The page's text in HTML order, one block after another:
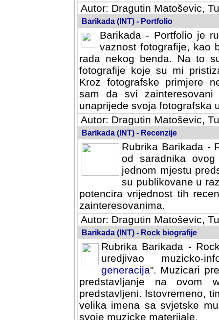
Autor: Dragutin Matoševic,
Barikada (INT) - Portfolio
Barikada - Portfolio je
vaznost fotografije, kao
rada nekog benda. Na to
fotografije koje su mi
fotografske primjere
svi zainteresovani
svoja fotografska umijeca.
Autor: Dragutin Matoševic,
Barikada (INT) - Recenzije
Rubrika Barikada -
od saradnika
jednom mjestu
su publikovane u
potencira vrijednost tih
zainteresovanima.
Autor: Dragutin Matoševic,
Barikada (INT) - Rock biografije
Rubrika Barikada -
uredjivao muzicko-
Muzicari predstavljeni u
na ovom web portalu
Istovremeno, tim nacinom
sa svjetske muzicke scene
materijale.